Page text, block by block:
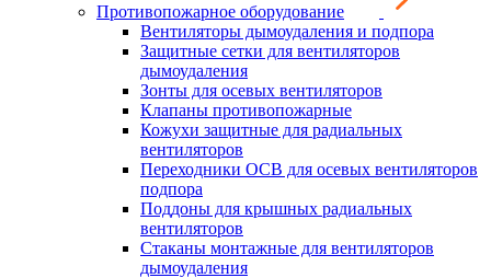
Противопожарное оборудование
Вентиляторы дымоудаления и подпора
Защитные сетки для вентиляторов
дымоудаления
Зонты для осевых вентиляторов
Клапаны противопожарные
Кожухи защитные для радиальных
вентиляторов
Переходники ОСВ для осевых вентиляторов
подпора
Поддоны для крышных радиальных
вентиляторов
Стаканы монтажные для вентиляторов
дымоудаления